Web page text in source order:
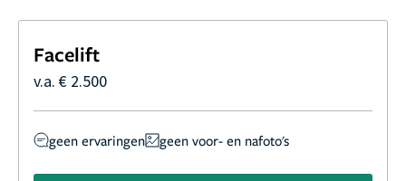
Facelift
v.a. € 2.500
geen ervaringen geen voor- en nafoto's